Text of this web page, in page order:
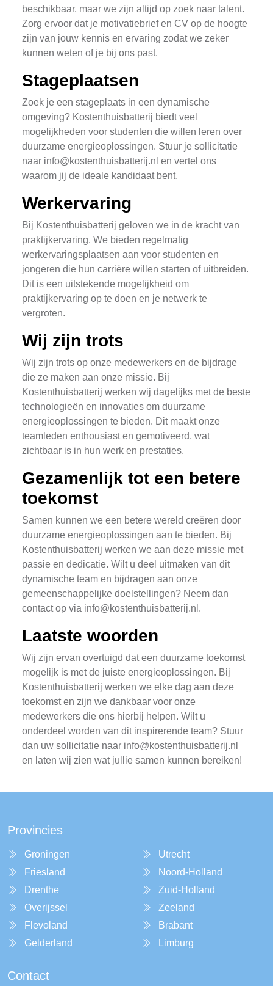
beschikbaar, maar we zijn altijd op zoek naar talent.
Zorg ervoor dat je motivatiebrief en CV op de hoogte
zijn van jouw kennis en ervaring zodat we zeker
kunnen weten of je bij ons past.
Stageplaatsen
Zoek je een stageplaats in een dynamische
omgeving? Kostenthuisbatterij biedt veel
mogelijkheden voor studenten die willen leren over
duurzame energieoplossingen. Stuur je sollicitatie
naar info@kostenthuisbatterij.nl en vertel ons
waarom jij de ideale kandidaat bent.
Werkervaring
Bij Kostenthuisbatterij geloven we in de kracht van
praktijkervaring. We bieden regelmatig
werkervaringsplaatsen aan voor studenten en
jongeren die hun carrière willen starten of uitbreiden.
Dit is een uitstekende mogelijkheid om
praktijkervaring op te doen en je netwerk te
vergroten.
Wij zijn trots
Wij zijn trots op onze medewerkers en de bijdrage
die ze maken aan onze missie. Bij
Kostenthuisbatterij werken wij dagelijks met de beste
technologieën en innovaties om duurzame
energieoplossingen te bieden. Dit maakt onze
teamleden enthousiast en gemotiveerd, wat
zichtbaar is in hun werk en prestaties.
Gezamenlijk tot een betere
toekomst
Samen kunnen we een betere wereld creëren door
duurzame energieoplossingen aan te bieden. Bij
Kostenthuisbatterij werken we aan deze missie met
passie en dedicatie. Wilt u deel uitmaken van dit
dynamische team en bijdragen aan onze
gemeenschappelijke doelstellingen? Neem dan
contact op via info@kostenthuisbatterij.nl .
Laatste woorden
Wij zijn ervan overtuigd dat een duurzame toekomst
mogelijk is met de juiste energieoplossingen. Bij
Kostenthuisbatterij werken we elke dag aan deze
toekomst en zijn we dankbaar voor onze
medewerkers die ons hierbij helpen. Wilt u
onderdeel worden van dit inspirerende team? Stuur
dan uw sollicitatie naar info@kostenthuisbatterij.nl
en laten wij zien wat jullie samen kunnen bereiken!
Provincies
Groningen
Friesland
Drenthe
Overijssel
Flevoland
Gelderland
Utrecht
Noord-Holland
Zuid-Holland
Zeeland
Brabant
Limburg
Contact